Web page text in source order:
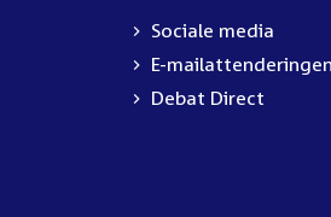
Sociale media
E-mailattenderingen
Debat Direct